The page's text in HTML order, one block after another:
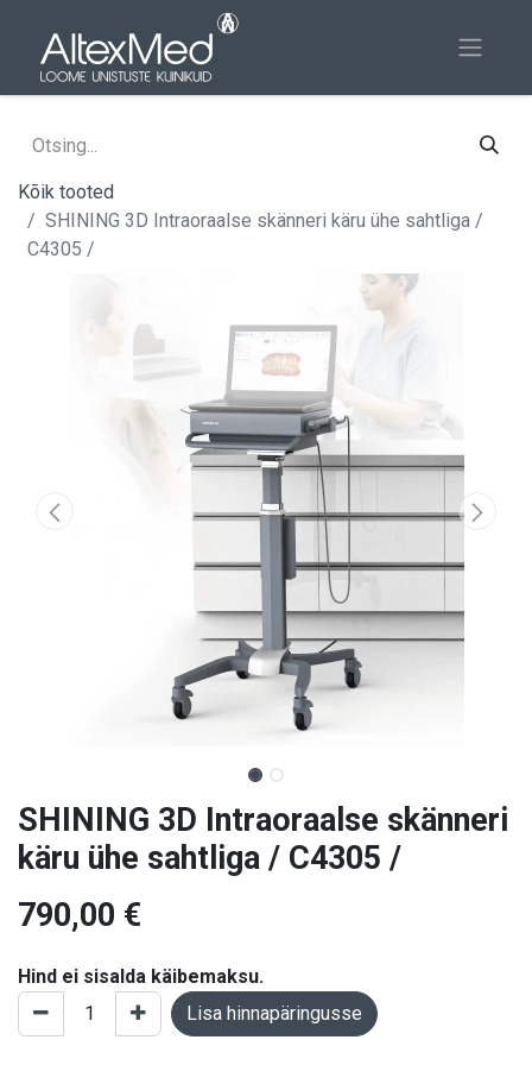
Kõik tooted
SHINING 3D Intraoraalse skänneri käru ühe sahtliga /
C4305 /
SHINING 3D Intraoraalse skänneri
käru ühe sahtliga / C4305 /
790,00 €
Hind ei sisalda käibemaksu.
Lisa hinnapäringusse